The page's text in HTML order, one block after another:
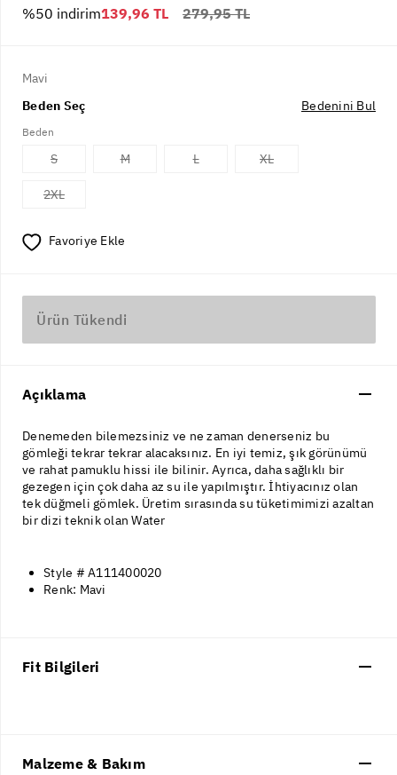
279,95 TL
%50 indirim139,96 TL
Mavi
Beden Seç
Bedenini Bul
Beden
S M L XL
2XL
Favoriye Ekle
Ürün Tükendi
Açıklama
Denemeden bilemezsiniz ve ne zaman denerseniz bu
gömleği tekrar tekrar alacaksınız. En iyi temiz, şık görünümü
ve rahat pamuklu hissi ile bilinir. Ayrıca, daha sağlıklı bir
gezegen için çok daha az su ile yapılmıştır. İhtiyacınız olan
tek düğmeli gömlek. Üretim sırasında su tüketimimizi azaltan
bir dizi teknik olan Water
Style # A111400020
Renk: Mavi
Fit Bilgileri
Malzeme & Bakım